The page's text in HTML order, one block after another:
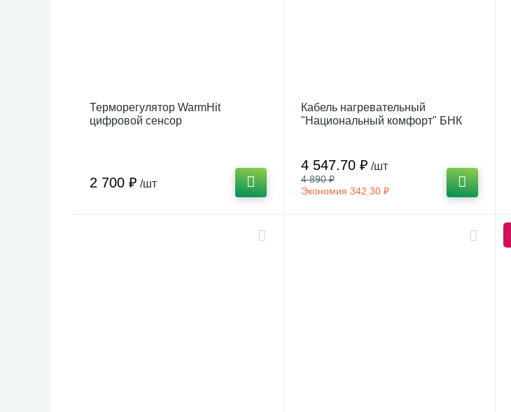
Терморегулятор WarmHit
цифровой сенсор
2 700 ₽ /шт
Кабель нагревательный
"Национальный комфорт" БНК
4 547.70 ₽ /шт
4 890 ₽
Экономия 342.30 ₽